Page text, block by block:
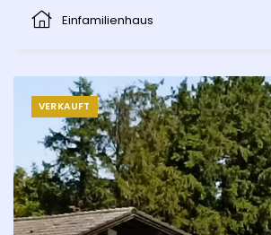
Einfamilienhaus
VERKAUFT